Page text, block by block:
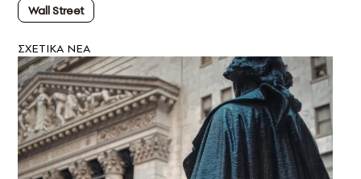
Wall Street
ΣXETIKA NEA